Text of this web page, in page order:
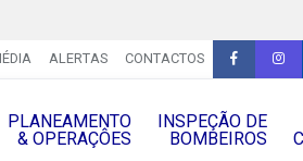
ALERTAS CONTACTOS
PLANEAMENTO
& OPERAÇÔES
INSPEÇÃO DE
BOMBEIROS